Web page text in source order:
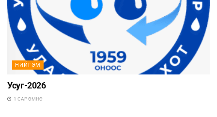
НИЙГЭМ
Усуг-2026
1 САР ӨМНӨ